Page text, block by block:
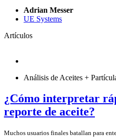
Adrian Messer
UE Systems
Artículos
Análisis de Aceites +
¿Cómo interpretar
reporte de aceite?
Muchos usuarios finales batallan para